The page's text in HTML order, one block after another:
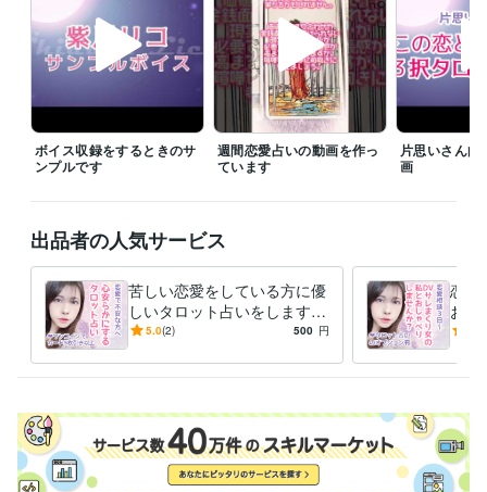
▼深夜でも安心してメッセージを
私は深夜まで起きていることが多いので、時間帯を気にせず、何か不安
なことがあればいつでもメッセージをお送りください。
購入前のご相談も大歓迎です。疑問を解消してから安心してご購入いた
だければと思います。
▼ブログもぜひご覧ください
ブログも定期的に更新しています。覗いていただけると嬉しいです！
クリエイター / ライター・編集
クリエイター / 声優・ナレーター 経験年数 : 25年
Webサービス・制作 / Webコンテンツ企画・編集 経験年数 : 3年
ライフスタイル・その他 / 占い師
ライフスタイル・その他 / 講師・インストラクター
経験年数 : 3年
受賞歴
企業勤務の女性にインタビューを行い記事として公開 社会人未経験
女性に向けての就活メソッドを集客から講演まで担当 水商売の女性
の夢をインタビューしWEBメディアにて記事執筆 パスタ考案コンテ
スト：40名以上のシェフの中素人で3位受賞 高等専修学校にて講師と
ボイス収録をするときのサ
ンプルです
週間恋愛占いの動画を作っ
ています
片思いさん向
画
出品者の人気サービス
苦しい恋愛をしている方に優
しいタロット占いをします
あらゆるDVを経験してきた
5.0(2) 500 円
恋愛
お話
経験